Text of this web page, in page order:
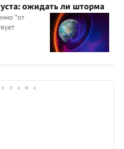
ожидать ли шторма
"от